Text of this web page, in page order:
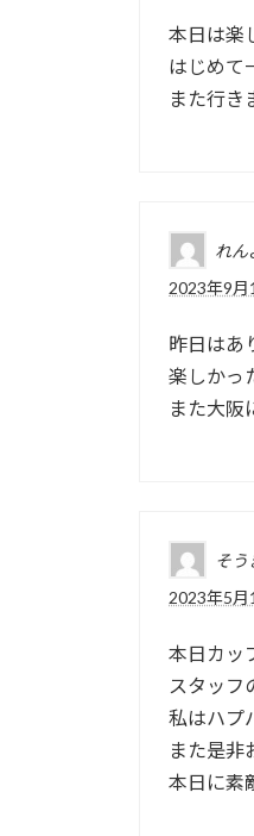
本日は楽
はじめて
また行き
れん
2023年9月
昨日はあ
楽しかっ
また大阪
そう
2023年5月
本日カッ
スタッフ
私はハプ
また是非
本日に素